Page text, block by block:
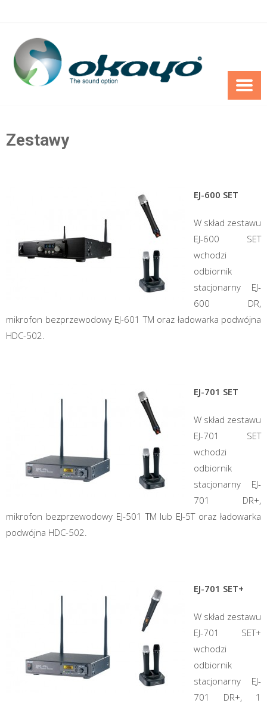
content
Zestawy
EJ-600 SET
W skład zestawu
EJ-600 SET
wchodzi
odbiornik
stacjonarny EJ-
600 DR,
mikrofon bezprzewodowy EJ-601 TM oraz ładowarka podwójna
HDC-502.
EJ-701 SET
W skład zestawu
EJ-701 SET
wchodzi
odbiornik
stacjonarny EJ-
701 DR+,
mikrofon bezprzewodowy EJ-501 TM lub EJ-5T oraz ładowarka
podwójna HDC-502.
EJ-701 SET+
W skład zestawu
EJ-701 SET+
wchodzi
odbiornik
stacjonarny EJ-
701 DR+, 1